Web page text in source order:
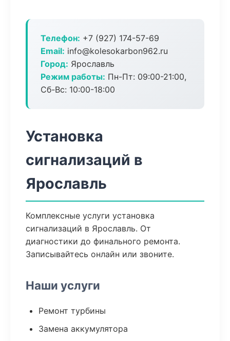
Телефон: +7 (927) 174-57-69
Email: info@kolesokarbon962.ru
Город: Ярославль
Режим работы: Пн-Пт: 09:00-21:00,
Сб-Вс: 10:00-18:00
Установка
сигнализаций в
Ярославль
Комплексные услуги установка
сигнализаций в Ярославль. От
диагностики до финального ремонта.
Записывайтесь онлайн или звоните.
Наши услуги
Ремонт турбины
Замена аккумулятора